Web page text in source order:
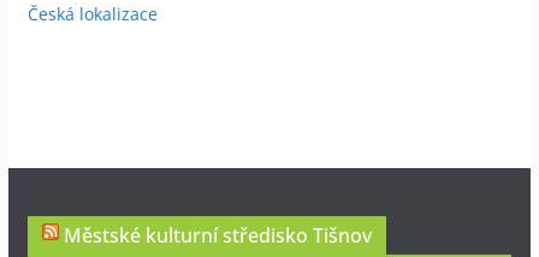
Česká lokalizace
Městské kulturní středisko Tišnov